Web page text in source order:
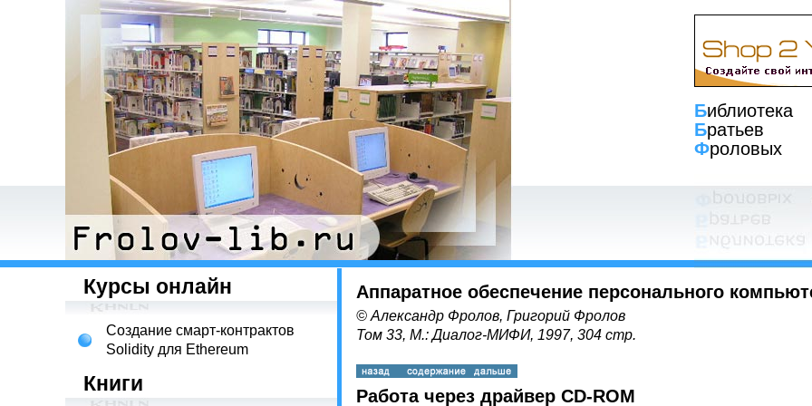
Библиотека
Братьев
Фроловых
Курсы онлайн
Создание смарт-контрактов
Solidity для Ethereum
Книги
Аппаратное обеспечение персонального
© Александр Фролов, Григорий Фролов
Том 33, М.: Диалог-МИФИ, 1997, 304 стр.
Работа через драйвер CD-ROM